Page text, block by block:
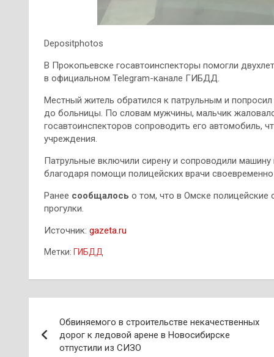
Depositphotos
В Прокопьевске госавтоинспекторы помогли
в официальном Telegram-канале ГИБДД.
Местный житель обратился к патрульным и
до больницы. По словам мужчины, мальчик
госавтоинспекторов сопроводить его автомобиль,
учреждения.
Патрульные включили сирену и сопроводили
благодаря помощи полицейских врачи
Ранее сообщалось о том, что в Омске полицейские
прогулки.
Источник: gazeta.ru
Метки: ГИБДД
по
Обвиняемого в строительстве некачественных
дорог к ледовой арене в Новосибирске
отпустили из СИЗО